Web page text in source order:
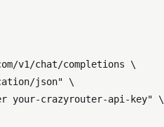
v1/chat/completions \
json" \
your-crazyrouter-api-key" \